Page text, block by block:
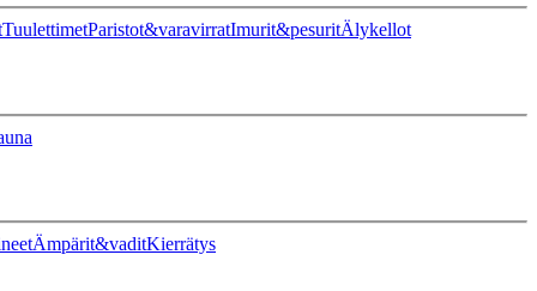
TuulettimetParistot&varavirratImurit&pesuritÄlykellot
Ämpärit&vaditKierrätys